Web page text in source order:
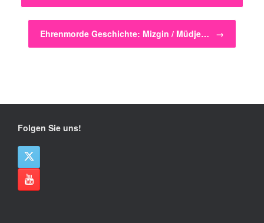
Ehrenmorde Geschichte: Mizgin / Müdje… →
Folgen Sie uns!